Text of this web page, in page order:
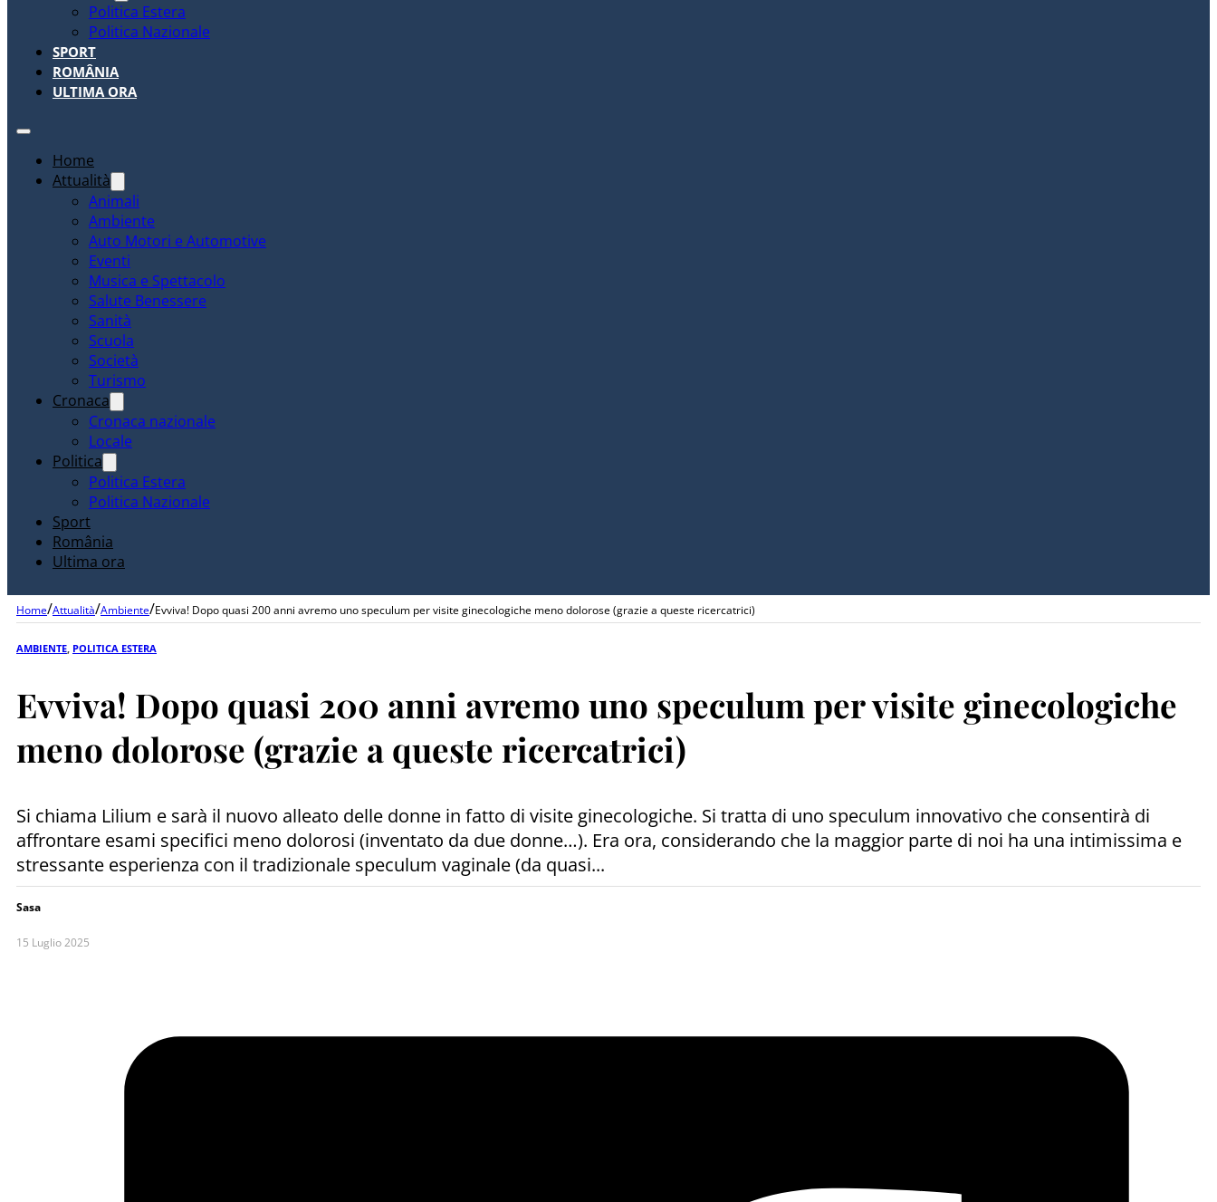
Politica Estera
Politica Nazionale
SPORT
ROMÂNIA
ULTIMA ORA
Home
Attualità
Animali
Ambiente
Auto Motori e Automotive
Eventi
Musica e Spettacolo
Salute Benessere
Sanità
Scuola
Società
Turismo
Cronaca
Cronaca nazionale
Locale
Politica
Politica Estera
Politica Nazionale
Sport
România
Ultima ora
Home/Attualità/Ambiente/Evviva! Dopo quasi 200 anni avremo uno speculum per visite ginecologiche meno dolorose (grazie a queste ricercatrici)
AMBIENTE POLITICA ESTERA
Evviva! Dopo quasi 200 anni avremo uno speculum per visite ginecologiche
meno dolorose (grazie a queste ricercatrici)
Si chiama Lilium e sarà il nuovo alleato delle donne in fatto di visite ginecologiche. Si tratta di uno speculum innovativo che consentirà di
affrontare esami specifici meno dolorosi (inventato da due donne…). Era ora, considerando che la maggior parte di noi ha una intimissima e
stressante esperienza con il tradizionale speculum vaginale (da quasi...
Sasa
15 Luglio 2025